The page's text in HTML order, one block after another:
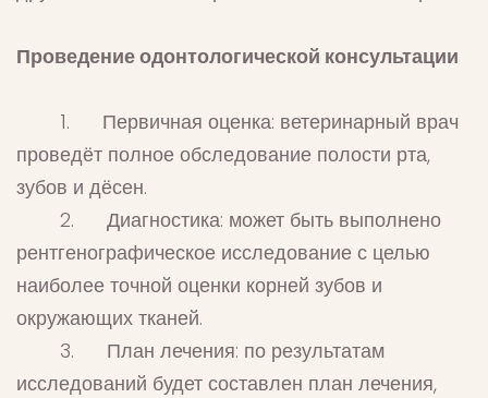
Проведение одонтологической консультации
1. Первичная оценка: ветеринарный врач
проведёт полное обследование полости рта,
зубов и дёсен.
2. Диагностика: может быть выполнено
рентгенографическое исследование с целью
наиболее точной оценки корней зубов и
окружающих тканей.
3. План лечения: по результатам
исследований будет составлен план лечения,